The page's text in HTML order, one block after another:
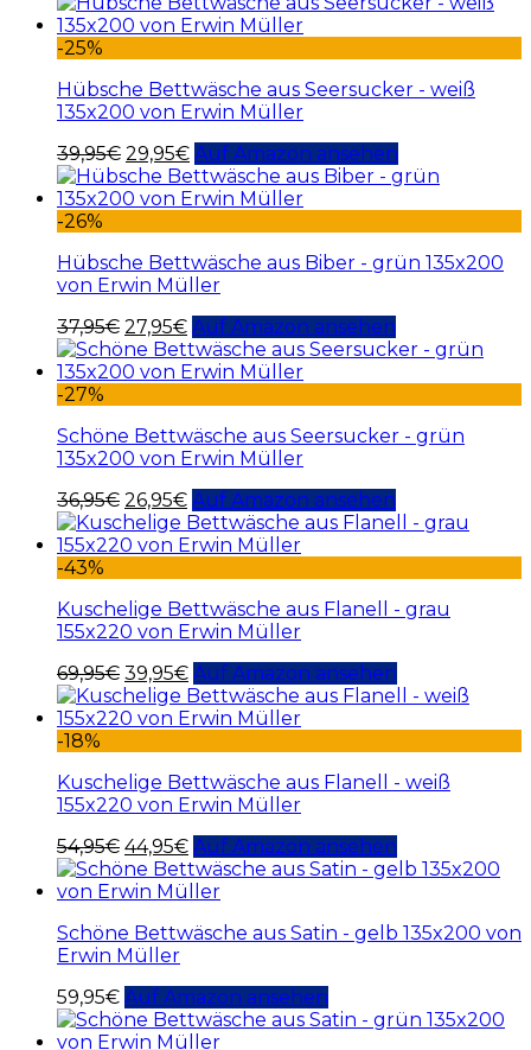
-25%
Hübsche Bettwäsche aus Seersucker - weiß
135x200 von Erwin Müller
39,95€ 29,95€ Auf Amazon ansehen
-26%
Hübsche Bettwäsche aus Biber - grün 135x200
von Erwin Müller
37,95€ 27,95€ Auf Amazon ansehen
-27%
Schöne Bettwäsche aus Seersucker - grün
135x200 von Erwin Müller
36,95€ 26,95€ Auf Amazon ansehen
-43%
Kuschelige Bettwäsche aus Flanell - grau
155x220 von Erwin Müller
69,95€ 39,95€ Auf Amazon ansehen
-18%
Kuschelige Bettwäsche aus Flanell - weiß
155x220 von Erwin Müller
54,95€ 44,95€ Auf Amazon ansehen
Schöne Bettwäsche aus Satin - gelb 135x200 von
Erwin Müller
59,95€ Auf Amazon ansehen